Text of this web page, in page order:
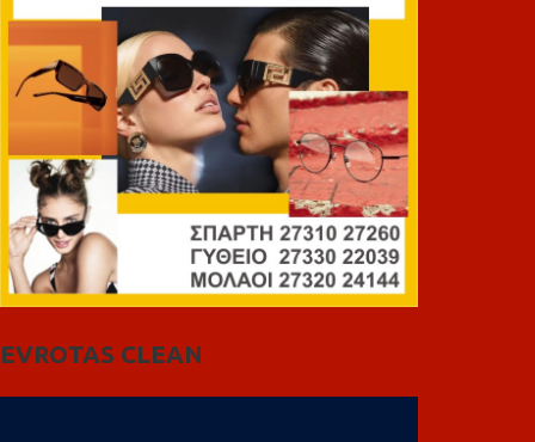
EVROTAS CLEAN